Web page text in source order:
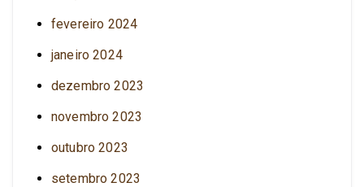
fevereiro 2024
janeiro 2024
dezembro 2023
novembro 2023
outubro 2023
setembro 2023